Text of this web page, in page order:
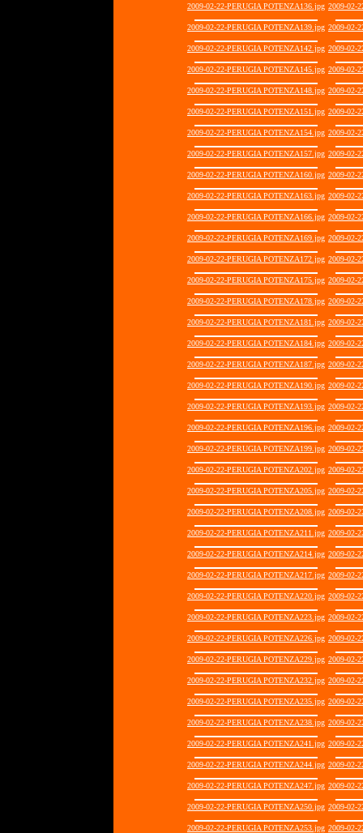
2009-02-22-PERUGIA POTENZA136.jpg 2009-02-
2009-02-22-PERUGIA POTENZA139.jpg 2009-02-
2009-02-22-PERUGIA POTENZA142.jpg 2009-02-
2009-02-22-PERUGIA POTENZA145.jpg 2009-02-
2009-02-22-PERUGIA POTENZA148.jpg 2009-02-
2009-02-22-PERUGIA POTENZA151.jpg 2009-02-
2009-02-22-PERUGIA POTENZA154.jpg 2009-02-
2009-02-22-PERUGIA POTENZA157.jpg 2009-02-
2009-02-22-PERUGIA POTENZA160.jpg 2009-02-
2009-02-22-PERUGIA POTENZA163.jpg 2009-02-
2009-02-22-PERUGIA POTENZA166.jpg 2009-02-
2009-02-22-PERUGIA POTENZA169.jpg 2009-02-
2009-02-22-PERUGIA POTENZA172.jpg 2009-02-
2009-02-22-PERUGIA POTENZA175.jpg 2009-02-
2009-02-22-PERUGIA POTENZA178.jpg 2009-02-
2009-02-22-PERUGIA POTENZA181.jpg 2009-02-
2009-02-22-PERUGIA POTENZA184.jpg 2009-02-
2009-02-22-PERUGIA POTENZA187.jpg 2009-02-
2009-02-22-PERUGIA POTENZA190.jpg 2009-02-
2009-02-22-PERUGIA POTENZA193.jpg 2009-02-
2009-02-22-PERUGIA POTENZA196.jpg 2009-02-
2009-02-22-PERUGIA POTENZA199.jpg 2009-02-
2009-02-22-PERUGIA POTENZA202.jpg 2009-02-
2009-02-22-PERUGIA POTENZA205.jpg 2009-02-
2009-02-22-PERUGIA POTENZA208.jpg 2009-02-
2009-02-22-PERUGIA POTENZA211.jpg 2009-02-
2009-02-22-PERUGIA POTENZA214.jpg 2009-02-
2009-02-22-PERUGIA POTENZA217.jpg 2009-02-
2009-02-22-PERUGIA POTENZA220.jpg 2009-02-
2009-02-22-PERUGIA POTENZA223.jpg 2009-02-
2009-02-22-PERUGIA POTENZA226.jpg 2009-02-
2009-02-22-PERUGIA POTENZA229.jpg 2009-02-
2009-02-22-PERUGIA POTENZA232.jpg 2009-02-
2009-02-22-PERUGIA POTENZA235.jpg 2009-02-
2009-02-22-PERUGIA POTENZA238.jpg 2009-02-
2009-02-22-PERUGIA POTENZA241.jpg 2009-02-
2009-02-22-PERUGIA POTENZA244.jpg 2009-02-
2009-02-22-PERUGIA POTENZA247.jpg 2009-02-
2009-02-22-PERUGIA POTENZA250.jpg 2009-02-
2009-02-22-PERUGIA POTENZA253.jpg 2009-02-